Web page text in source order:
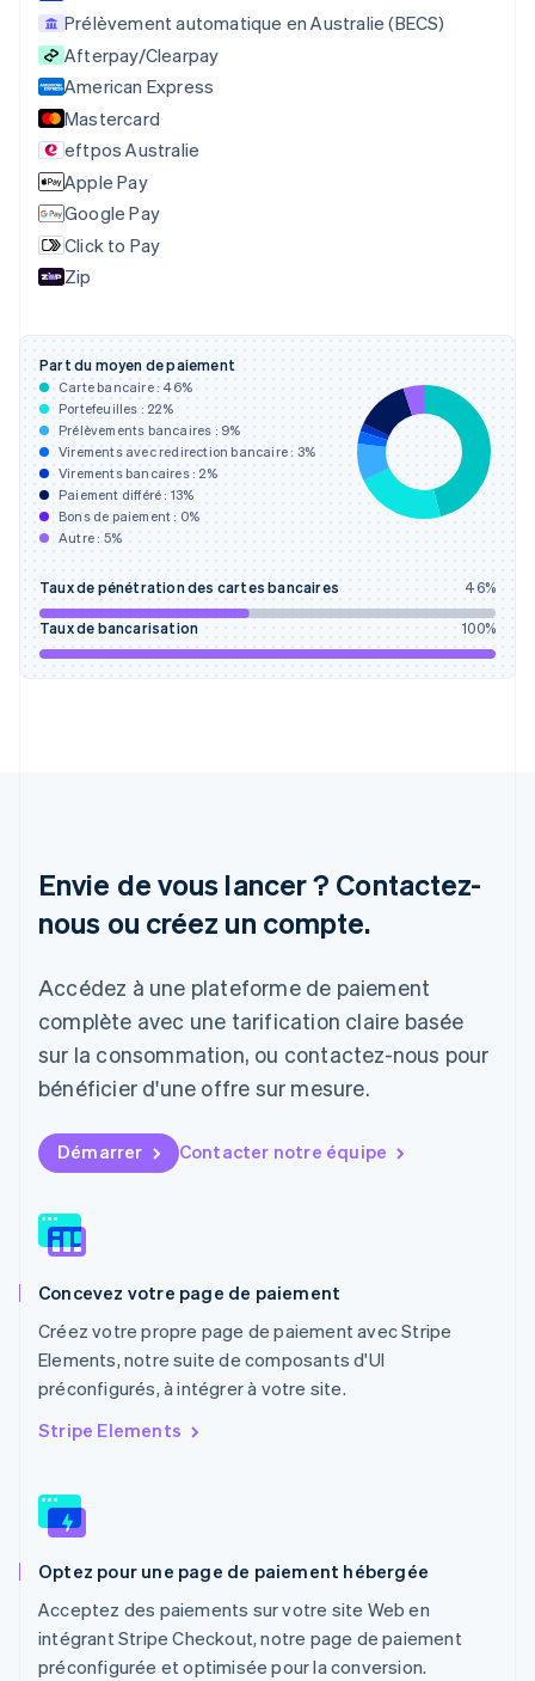
Prélèvement automatique en Australie (BECS)
Afterpay/Clearpay
American Express
Mastercard
eftpos Australie
Apple Pay
Google Pay
Click to Pay
Zip
Part du moyen de paiement
Carte bancaire : 46%
Portefeuilles : 22%
Prélèvements bancaires : 9%
Virements avec redirection bancaire : 3%
Virements bancaires : 2%
Paiement différé : 13%
Bons de paiement : 0%
Autre : 5%
Taux de pénétration des cartes bancaires 46%
Taux de bancarisation 100%
Envie de vous lancer ? Contactez-
nous ou créez un compte.
Accédez à une plateforme de paiement
complète avec une tarification claire basée
sur la consommation, ou contactez-nous pour
bénéficier d'une offre sur mesure.
Démarrer Contacter notre équipe
Concevez votre page de paiement
Créez votre propre page de paiement avec Stripe
Elements, notre suite de composants d'UI
préconfigurés, à intégrer à votre site.
Stripe Elements
Optez pour une page de paiement hébergée
Acceptez des paiements sur votre site Web en
intégrant Stripe Checkout, notre page de paiement
préconfigurée et optimisée pour la conversion.
English Français
简体中文English
Chypre
English
English Italiano
Danemark
English
Émirats arabes unis
English
Espagne
Estonie
English
États-Unis
EnglishEspañol
Finlande
EnglishSvenska
France
FrançaisEnglish
Gibraltar
English
Hongrie
English
Lettonie
English
Liechtenstein
English
Luxembourg
Français
Malaisie
English简体中文
English
Mexique
English
Nouvelle-Zélande
Pays-Bas
NederlandsEnglish
Pologne
English
Portugal
Português English
République tchèque
English
English
Royaume-Uni
English
Singapour
English简体中文